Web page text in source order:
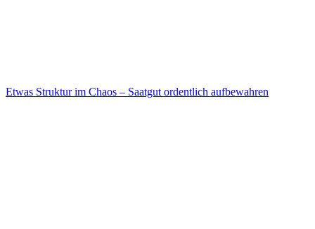
Etwas Struktur im Chaos – Saatgut ordentlich aufbewahren